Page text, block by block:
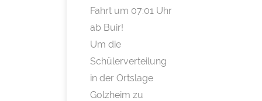
Fahrt um 07:01 Uhr
ab Buir!
Um die
Schülerverteilung
in der Ortslage
Golzheim zu